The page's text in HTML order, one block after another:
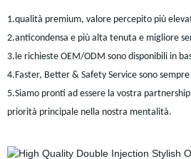
1.qualità premium, valore percepito più
2.anticondensa e più alta tenuta e migliore
3.le richieste OEM/ODM sono disponibili in
4.Faster, Better & Safety Service sono
5.Siamo pronti ad essere la vostra
priorità principale nella nostra mentalità.